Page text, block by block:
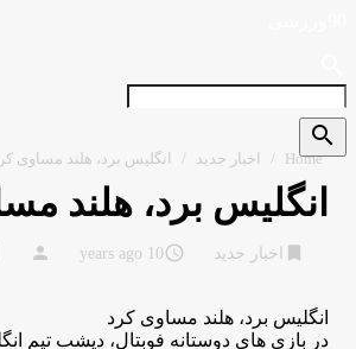
Home اخبار جدید انگلیس برد، هلند مساوی کرد
انگلیس برد، هلند
اخبار جدید access_time
10 years ago
person
انگلیس برد، هلند مساوی کرد
در بازی های دوستانه فوبتال، دیشب تیم
search